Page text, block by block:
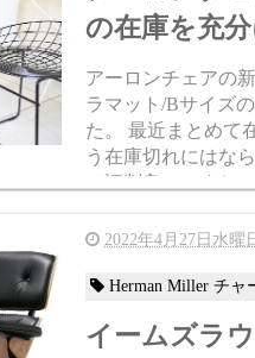
の在庫を充
アーロンチェアの
ラマット/Bサイズ
た。 最近まとめて
う在庫切れにはな
は評判良いですね
れていないので、
ンチェアです。 以前
2022年4月27日水曜
Herman Miller チャ
イームズラ